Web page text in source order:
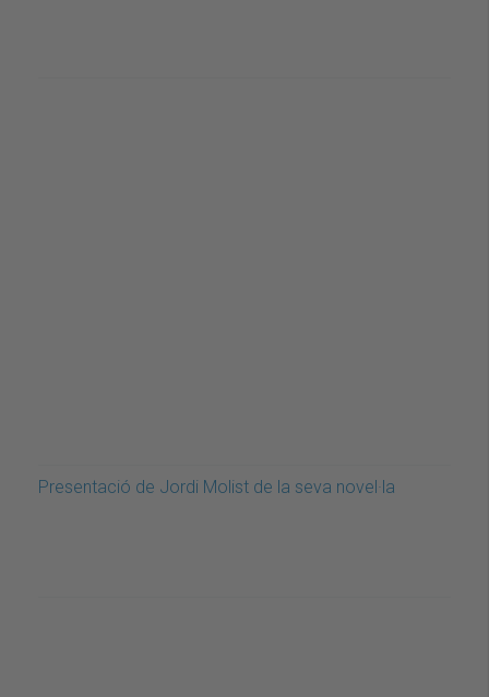
Presentació de Jordi Molist de la seva novel·la